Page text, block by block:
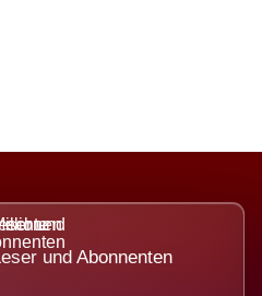
und Abonnenten